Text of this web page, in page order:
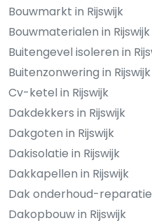
Bouwmarkt in Rijswijk
Bouwmaterialen in Rijswijk
Buitengevel isoleren in
Buitenzonwering in Rijswijk
Cv-ketel in Rijswijk
Dakdekkers in Rijswijk
Dakgoten in Rijswijk
Dakisolatie in Rijswijk
Dakkapellen in Rijswijk
Dak onderhoud-reparatie
Dakopbouw in Rijswijk